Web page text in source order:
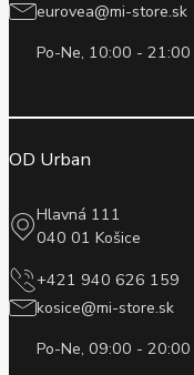
eurovea@mi-store.sk
Po-Ne, 10:00 - 21:00
OD Urban
Hlavná 111
040 01 Košice
+421 940 626 159
kosice@mi-store.sk
Po-Ne, 09:00 - 20:00